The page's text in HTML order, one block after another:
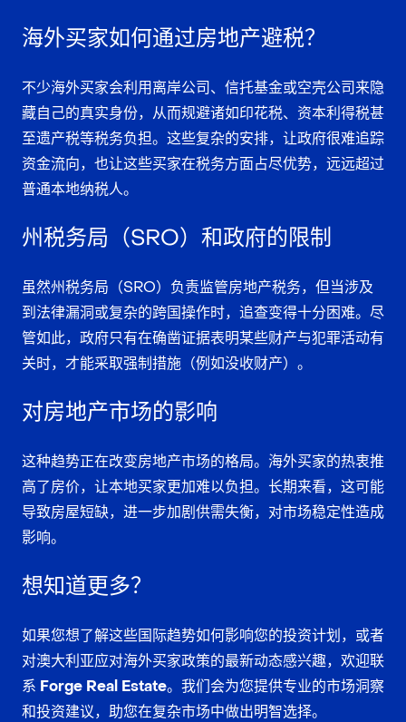
海外买家如何通过房地产避税？
不少海外买家会利用离岸公司、信托基金或空壳公司来隐
藏自己的真实身份，从而规避诸如印花税、资本利得税甚
至遗产税等税务负担。这些复杂的安排，让政府很难追踪
资金流向，也让这些买家在税务方面占尽优势，远远超过
普通本地纳税人。
州税务局（SRO）和政府的限制
虽然州税务局（SRO）负责监管房地产税务，但当涉及
到法律漏洞或复杂的跨国操作时，追查变得十分困难。尽
管如此，政府只有在确凿证据表明某些财产与犯罪活动有
关时，才能采取强制措施（例如没收财产）。
对房地产市场的影响
这种趋势正在改变房地产市场的格局。海外买家的热衷推
高了房价，让本地买家更加难以负担。长期来看，这可能
导致房屋短缺，进一步加剧供需失衡，对市场稳定性造成
影响。
想知道更多？
如果您想了解这些国际趋势如何影响您的投资计划，或者
对澳大利亚应对海外买家政策的最新动态感兴趣，欢迎联
系 Forge Real Estate。我们会为您提供专业的市场洞察
和投资建议，助您在复杂市场中做出明智选择。